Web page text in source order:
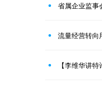
省属企业监事
流量经营转向
【李维华讲